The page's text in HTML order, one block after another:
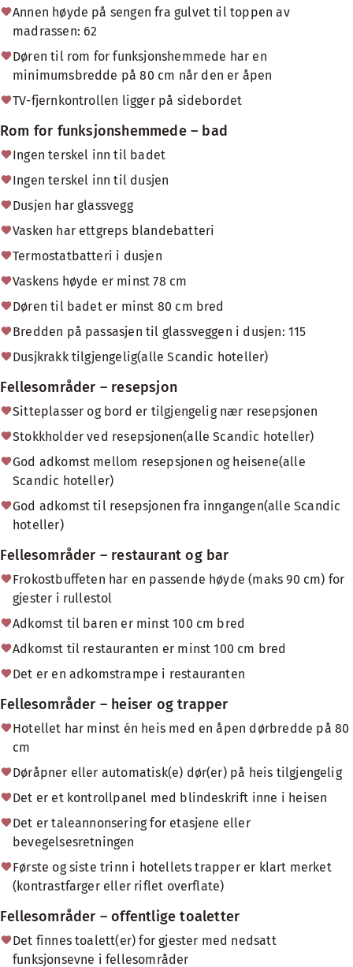
Annen høyde på sengen fra gulvet til toppen av
madrassen: 62
Døren til rom for funksjonshemmede har en
minimumsbredde på 80 cm når den er åpen
TV-fjernkontrollen ligger på sidebordet
Rom for funksjonshemmede – bad
Ingen terskel inn til badet
Ingen terskel inn til dusjen
Dusjen har glassvegg
Vasken har ettgreps blandebatteri
Termostatbatteri i dusjen
Vaskens høyde er minst 78 cm
Døren til badet er minst 80 cm bred
Bredden på passasjen til glassveggen i dusjen: 115
Dusjkrakk tilgjengelig(alle Scandic hoteller)
Fellesområder – resepsjon
Sitteplasser og bord er tilgjengelig nær resepsjonen
Stokkholder ved resepsjonen(alle Scandic hoteller)
God adkomst mellom resepsjonen og heisene(alle
Scandic hoteller)
God adkomst til resepsjonen fra inngangen(alle Scandic
hoteller)
Fellesområder – restaurant og bar
Frokostbuffeten har en passende høyde (maks 90 cm) for
gjester i rullestol
Adkomst til baren er minst 100 cm bred
Adkomst til restauranten er minst 100 cm bred
Det er en adkomstrampe i restauranten
Fellesområder – heiser og trapper
Hotellet har minst én heis med en åpen dørbredde på 80
cm
Døråpner eller automatisk(e) dør(er) på heis tilgjengelig
Det er et kontrollpanel med blindeskrift inne i heisen
Det er taleannonsering for etasjene eller
bevegelsesretningen
Første og siste trinn i hotellets trapper er klart merket
(kontrastfarger eller riflet overflate)
Fellesområder – offentlige toaletter
Det finnes toalett(er) for gjester med nedsatt
funksjonsevne i fellesområder